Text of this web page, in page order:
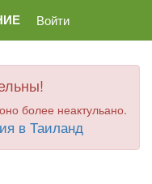
Войти
более неактульано.
в Таиланд